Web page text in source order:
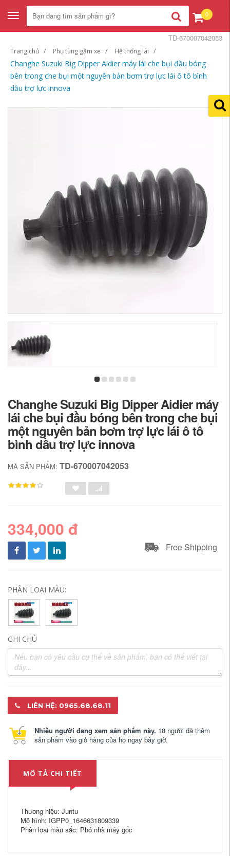
Toggle
navigation
0
Trang chủ Phụ tùng gầm xe Hệ thống lái
Changhe Suzuki Big Dipper Aidier máy lái che bụi đầu bóng
bên trong che bụi một nguyên bản bơm trợ lực lái ô tô bình
dầu trợ lực innova
TD-670007042053
Changhe Suzuki Big Dipper Aidier máy
lái che bụi đầu bóng bên trong che bụi
một nguyên bản bơm trợ lực lái ô tô
bình dầu trợ lực innova
MÃ SẢN PHẨM: TD-670007042053
334,000 đ
Free Shipping
PHÂN LOẠI MÀU:
GHI CHÚ
LIÊN HỆ: 0965.68.68.11
Nhiều người đang xem sản phẩm này. 18 người đã thêm
sản phẩm vào giỏ hàng của họ ngay bây giờ.
MÔ TẢ CHI TIẾT
Thương hiệu: Juntu
Mô hình: IGPP0_1646631809339
Phân loại màu sắc: Phó nhà máy gốc